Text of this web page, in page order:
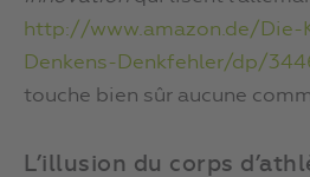
http://www.amazon.de/Die-
Denkens-Denkfehler/dp/
touche bien sûr aucune
L’illusion du corps